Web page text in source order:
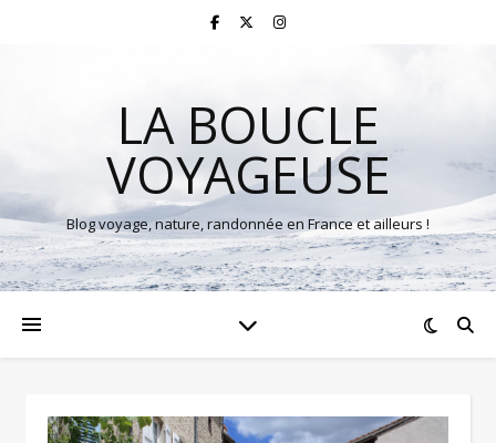
LA BOUCLE
VOYAGEUSE
Blog voyage, nature, randonnée en France et ailleurs !